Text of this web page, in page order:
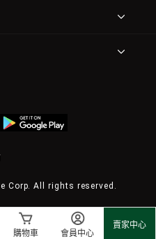
購物車 會員中心
賣家中心
Corp. All rights reserved.